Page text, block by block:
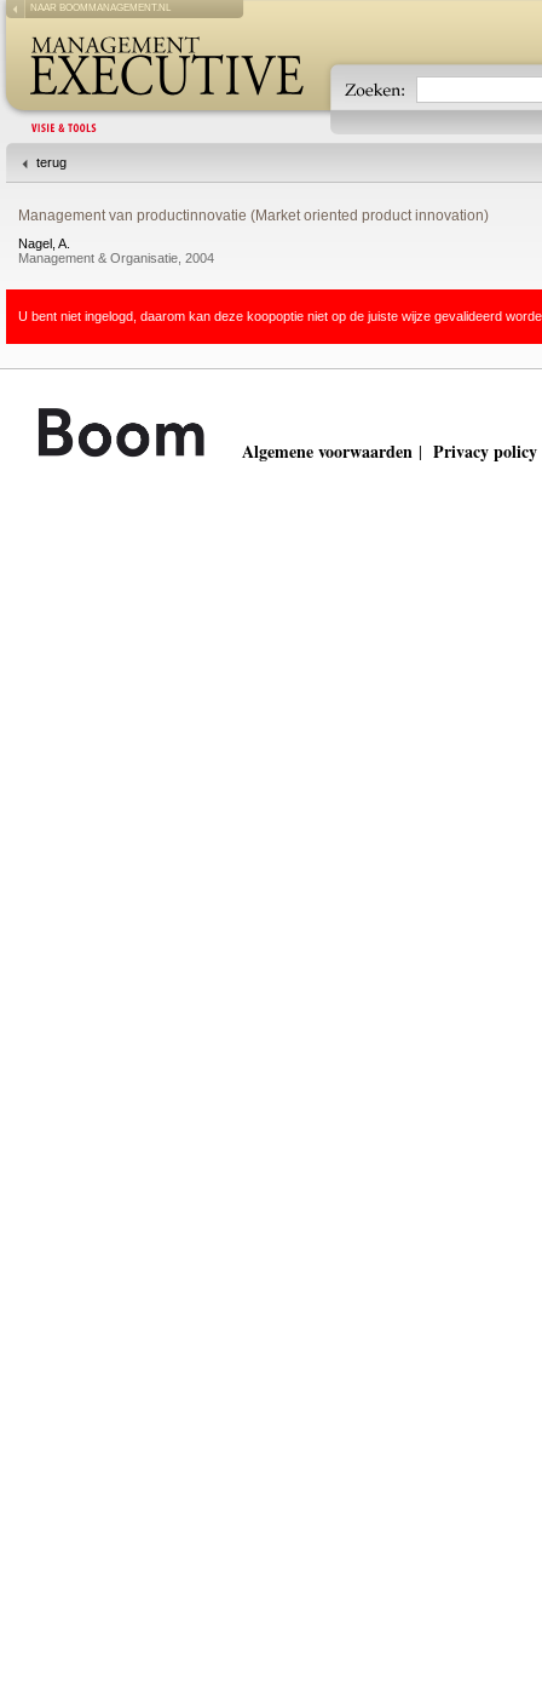
NAAR BOOMMANAGEMENT.NL
terug
Management van productinnovatie (Market oriented product innovation)
Nagel, A.
Management & Organisatie, 2004
U bent niet ingelogd, daarom kan deze koopoptie niet op de juiste wijze gevalideerd
Algemene voorwaarden | Privacy policy